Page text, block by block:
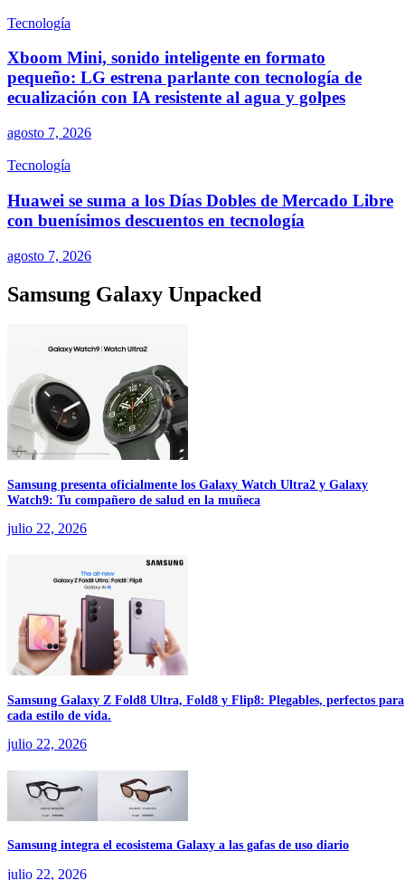
Tecnología
Xboom Mini, sonido inteligente en formato
pequeño: LG estrena parlante con tecnología de
ecualización con IA resistente al agua y golpes
agosto 7, 2026
Tecnología
Huawei se suma a los Días Dobles de Mercado Libre
con buenísimos descuentos en tecnología
agosto 7, 2026
Samsung Galaxy Unpacked
Samsung presenta oficialmente los Galaxy Watch Ultra2 y Galaxy
Watch9: Tu compañero de salud en la muñeca
julio 22, 2026
Samsung Galaxy Z Fold8 Ultra, Fold8 y Flip8: Plegables, perfectos para
cada estilo de vida.
julio 22, 2026
Samsung integra el ecosistema Galaxy a las gafas de uso diario
julio 22, 2026